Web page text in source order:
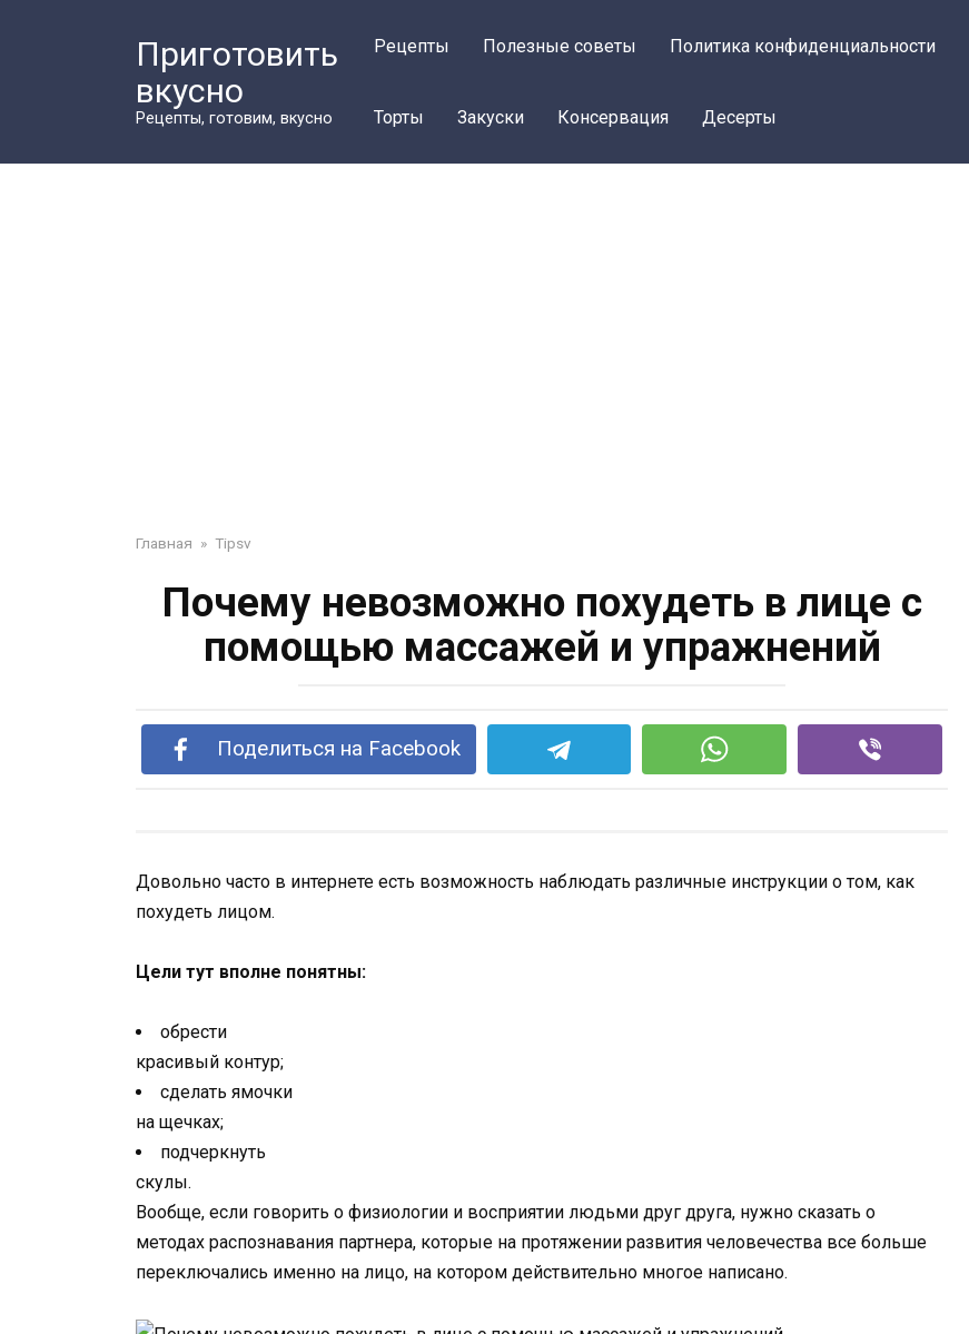
Приготовить
вкусно
Рецепты, готовим, вкусно
Рецепты Полезные советы Политика конфиденциальности
Торты Закуски Консервация Десерты
Главная » Tipsv
Почему невозможно похудеть в лице с
помощью массажей и упражнений
Поделиться на Facebook
Довольно часто в интернете есть возможность наблюдать различные инструкции о том, как
похудеть лицом.
Цели тут вполне понятны:
обрести
красивый контур;
сделать ямочки
на щечках;
подчеркнуть
скулы.
Вообще, если говорить о физиологии и восприятии людьми друг друга, нужно сказать о
методах распознавания партнера, которые на протяжении развития человечества все больше
переключались именно на лицо, на котором действительно многое написано.